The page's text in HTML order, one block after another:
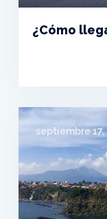
¿Cómo
septiembre 17,